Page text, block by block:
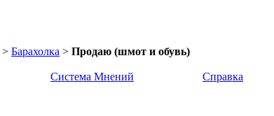
> Барахолка > Продаю (шмот и обувь)
Система Мнений Справка